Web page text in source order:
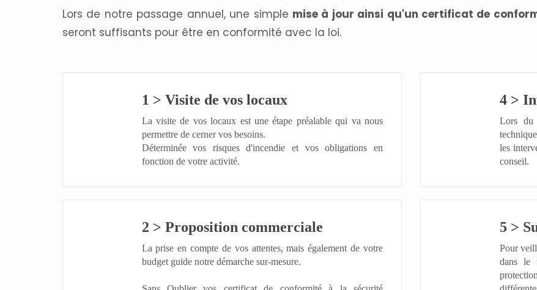
Lors de notre passage annuel, une simple mise à jour ainsi qu'un certificat de
seront suffisants pour être en conformité avec la loi.
1 > Visite de vos locaux
La visite de vos locaux est une étape préalable qui va nous
permettre de cerner vos besoins.
Déterminée vos risques d'incendie et vos obligations en
fonction de votre activité.
2 > Proposition commerciale
La prise en compte de vos attentes, mais également de votre
budget guide notre démarche sur-mesure.
4 >
Lors du
les
conseil.
5 >
Pour
dans le